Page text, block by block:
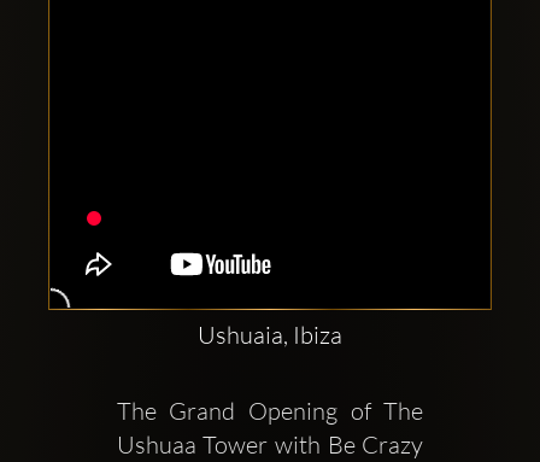
Ushuaia, Ibiza
The Grand Opening of The
Ushuaa Tower with Be Crazy